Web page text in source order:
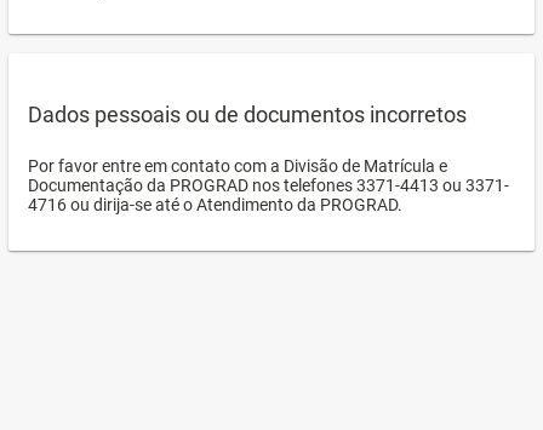
Dados pessoais ou de documentos incorretos
Por favor entre em contato com a Divisão de Matrícula e
Documentação da PROGRAD nos telefones 3371-4413 ou 3371-
4716 ou dirija-se até o Atendimento da PROGRAD.